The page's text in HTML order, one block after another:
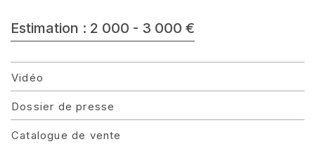
Estimation : 2 000 - 3 000 €
Vidéo
Dossier de presse
Catalogue de vente